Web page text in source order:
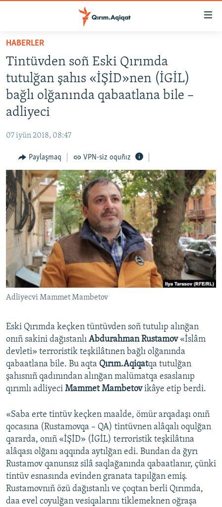
Esas
qaytmaq
Baş
navigatsiyağa
qaytmaq
Qıdıruvğa
SİYASET
İQTİSADİYAT
CEMİYET
İNSAN AQLARI
VİDEO
SÜRET
BLOGLAR
FİKİR
Русский
Українською
QOŞULIÑIZ!
RFE/RS bütün saytları
HABERLER
Tintüvden soñ Eski Qırımda
tutulğan şahıs «İŞİD»nen (İGİL)
bağlı olğanında qabaatlana bile –
adliyeci
07 iyün 2018, 08:47
Paylaşmaq VPN-siz oquñız
Adliyecvi Mammet Mambetov
Eski Qırımda keçken tüntüvden soñ tutulıp alınğan
onıñ sakini dağıstanlı Abdurahman Rustamov«İslâm
devleti» terroristik teşkilâtınen bağlı olğanında
qabaatlana bile. Bu aqta Qırım.Aqiqatqa tutulğan
şahısnıñ qadınından alınğan malümatqa esaslanıp
qırımlı adliyeci Mammet Mambetovikâye etip berdi.
«Saba erte tintüv keçken maalde, ömür arqadaşı onıñ
qocasına (Rustamovqa – QA) tintüvnen alâqalı oqulğan
qararda, onıñ «İŞİD» (İGİL) terroristik teşkilâtına
alâqası olğanı aqqında aytılğan edi. Bundan da ğyrı
Rustamov qanunsız silâ saqlağanında qabaatlanır, çünki
tintüv esnasında evinden granata tapılğan emiş.
Rustamovnıñ özü dağıstanlı ve çoqtan berli Qırımda,
daa evel coyulğan vesiqalarını tiklemeknen oğraşa